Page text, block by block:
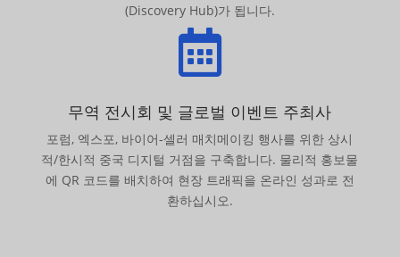
(Discovery Hub)가 됩니다.

무역 전시회 및 글로벌 이벤트 주최사
포럼, 엑스포, 바이어-셀러 매치메이킹 행사를 위한 상시
적/한시적 중국 디지털 거점을 구축합니다. 물리적 홍보물
에 QR 코드를 배치하여 현장 트래픽을 온라인 성과로 전
환하십시오.